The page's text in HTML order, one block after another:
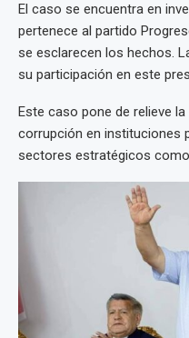
El caso se encuentra en
pertenece al partido
se esclarecen los hechos.
su participación en este
Este caso pone de relieve
corrupción en instituciones
sectores estratégicos